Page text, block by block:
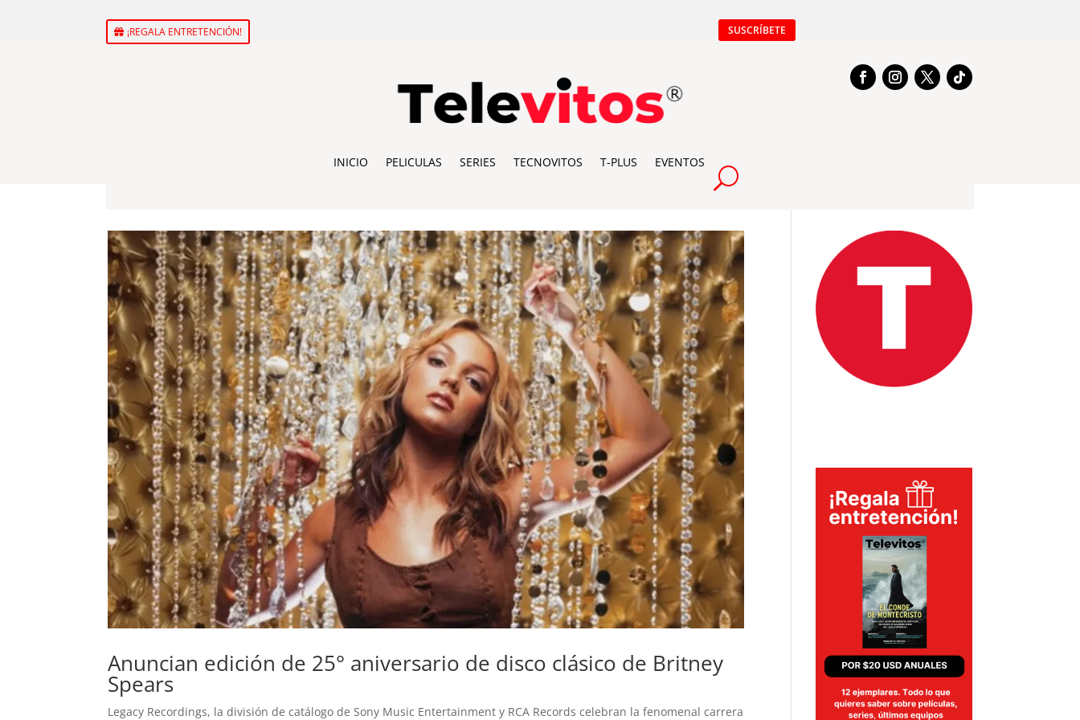
¡REGALA ENTRETENCIÓN! SUSCRÍBETE
INICIO PELICULAS SERIES TECNOVITOS T-PLUS EVENTOS
Anuncian edición de 25° aniversario de disco clásico de Britney
Spears
Legacy Recordings, la división de catálogo de Sony Music Entertainment y RCA Records celebran la fenomenal carrera